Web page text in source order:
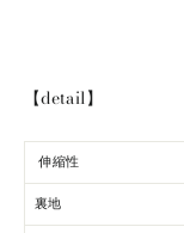
【detail】
伸縮性
裏地